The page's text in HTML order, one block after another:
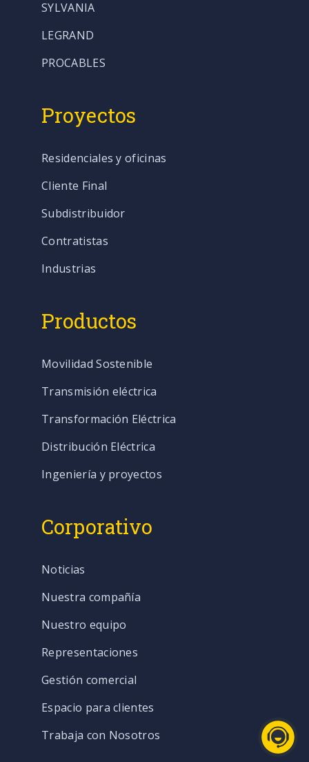
SYLVANIA
LEGRAND
PROCABLES
Proyectos
Residenciales y oficinas
Cliente Final
Subdistribuidor
Contratistas
Industrias
Productos
Movilidad Sostenible
Transmisión eléctrica
Transformación Eléctrica
Distribución Eléctrica
Ingeniería y proyectos
Corporativo
Noticias
Nuestra compañía
Nuestro equipo
Representaciones
Gestión comercial
Espacio para clientes
Trabaja con Nosotros